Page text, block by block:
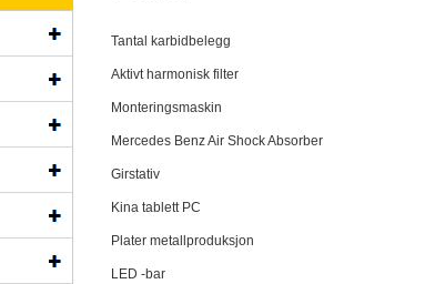
Tantal karbidbelegg
Aktivt harmonisk filter
Monteringsmaskin
Mercedes Benz Air Shock Absorber
Girstativ
Kina tablett PC
Plater metallproduksjon
LED -bar